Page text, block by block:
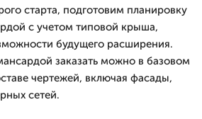
старта, подготовим планировку
с учетом типовой крыша,
будущего расширения.
заказать можно в базовом
чертежей, включая фасады,
сетей.